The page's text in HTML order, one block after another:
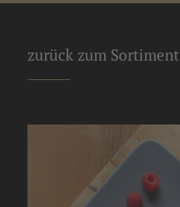
zurück zum Sortiment